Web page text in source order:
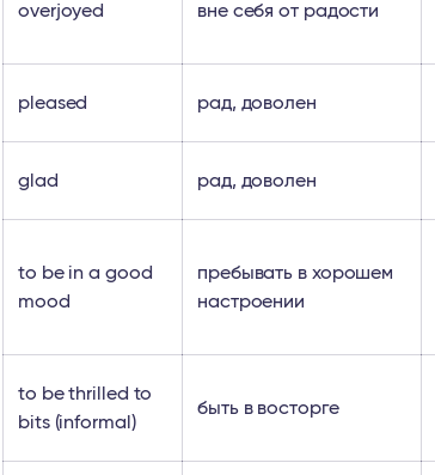
overjoyed вне себя от радости
pleased рад, доволен
glad рад, доволен
to be in a good
mood
пребывать в хорошем
настроении
to be thrilled to
bits (informal)
быть в восторге